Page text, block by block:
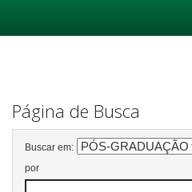
Página de Busca
Buscar em:
por